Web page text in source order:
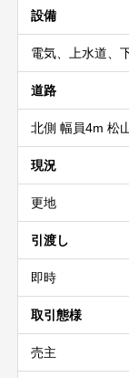
設備
電気、上水道、
道路
北側 幅員4m 松
現況
更地
引渡し
即時
取引態様
売主